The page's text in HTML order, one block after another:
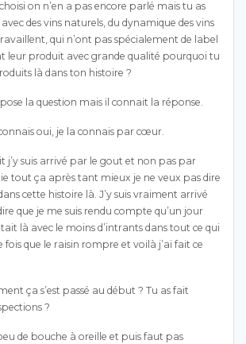
on n’en a pas encore parlé mais tu as
des vins naturels, du dynamique des vins
qui n’ont pas spécialement de label
leur produit avec grande qualité pourquoi tu
là dans ton histoire ?
la question mais il connait la réponse.
oui, je la connais par cœur.
j’y suis arrivé par le gout et non pas par
tout ça après tant mieux je ne veux pas dire
cette histoire là. J’y suis vraiment arrivé
que je me suis rendu compte qu’un jour
là avec le moins d’intrants dans tout ce qui
que le raisin rompre et voilà j’ai fait ce
ça s’est passé au début ? Tu as fait
?
de bouche à oreille et puis faut pas